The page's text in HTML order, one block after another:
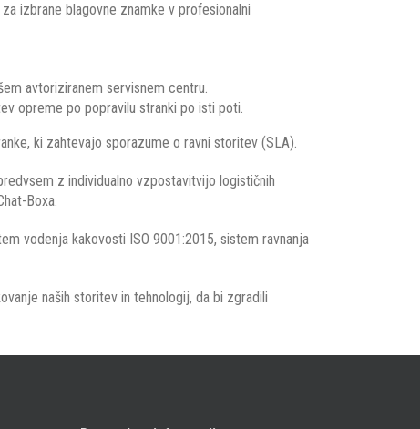
izbrane blagovne znamke v profesionalni
avtoriziranem servisnem centru.
opreme po popravilu stranki po isti poti.
ki zahtevajo sporazume o ravni storitev (SLA).
z individualno vzpostavitvijo logističnih
Boxa.
vodenja kakovosti ISO 9001:2015, sistem ravnanja
naših storitev in tehnologij, da bi zgradili